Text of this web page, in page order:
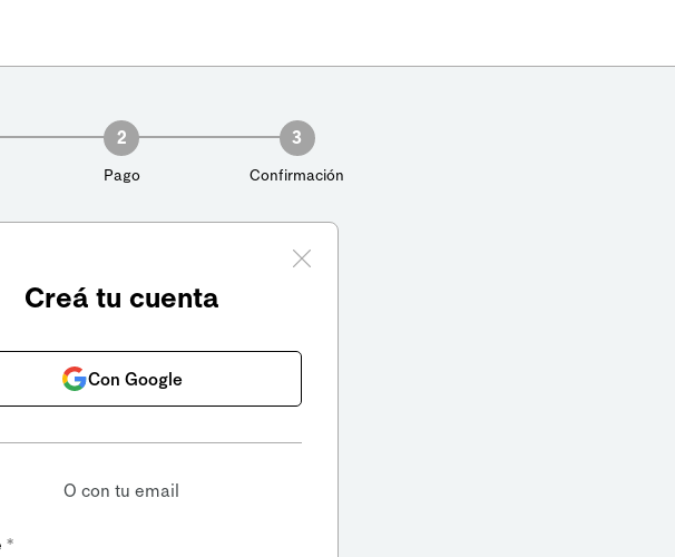
2
Pago
3
Confirmación
Creá tu cuenta
Con Google
O con tu email
*